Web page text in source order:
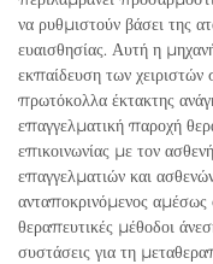
να ρυθμιστούν βάσει της
ευαισθησίας. Αυτή η
εκπαίδευση των χειριστών
πρωτόκολλα έκτακτης
επαγγελματική παροχή
επικοινωνίας με τον
επαγγελματιών και
ανταποκρινόμενος
θεραπευτικές μέθοδοι
συστάσεις για τη